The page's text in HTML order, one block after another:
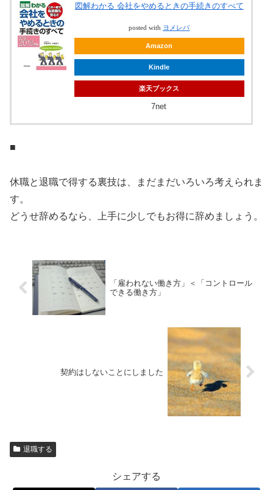
図解わかる 会社をやめるときの手続きのすべて
posted with ヨメレバ
Amazon
Kindle
楽天ブックス
7net
■
休職と退職で得する裏技は、まだまだいろいろ考えられま
す。
どうせ辞めるなら、上手に少しでもお得に辞めましょう。
「雇われない働き方」＜「コントロール
できる働き方」
契約はしないことにしました
退職する
シェアする